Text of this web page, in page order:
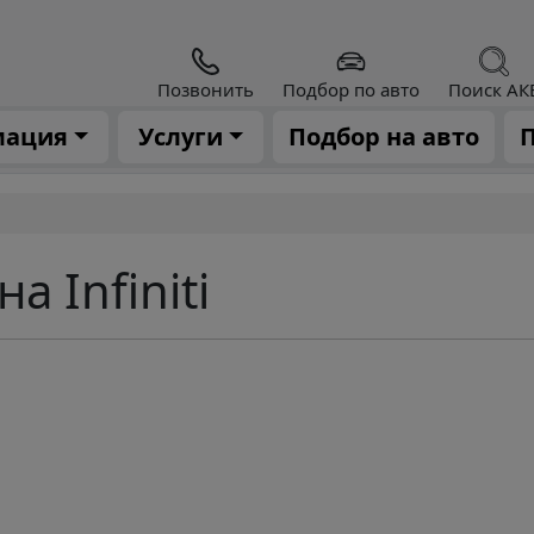
Позвонить Подбор по авто Поиск
Услуги Подбор на авто
Infiniti